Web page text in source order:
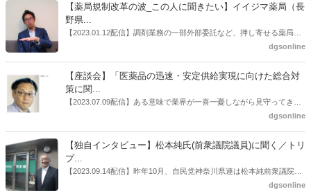
【薬局規制改革の波_この人に聞きたい】イイジマ薬局（長
野県...
【2023.01.12配信】調剤業務の一部外部委託など、押し寄せる薬局業
界への規制改革の波。この規制改革の波を薬局業界はどう受け止めた
はないだろうか。本紙ではこうした問題について、厚労省「薬局薬剤
師の業務及び薬局の機能に関するワーキンググループ」に参考人とし
ても出席していたイイジマ薬局（長野県上田市）開設者である飯島裕
dgsonline
【座談会】「医薬品の迅速・安定供給実現に向けた総合対
策に関...
【2023.07.09配信】ある意味で業界が一喜一憂しながら見守ってきた
厚労省「医薬品の迅速・安定供給実現に向けた総合対策に関する有識
書がとりまとめられた。ドラビズon-lineでは検討会を総括する目的で
厚労省医政局医薬産業振興・医療情報企画課長（医薬産業振興・医療
情報企画課セルフケア・セルフメディケーション推進室長併任）安藤
公一氏や青山学院大学名誉教授の三村優美子氏、 日本保険薬局協会医
dgsonline
【独自インタビュー】松本純氏(前衆議院議員)に聞く／トリ
プ...
【2023.09.14配信】昨年10月、自民党神奈川県連は松本純前衆議院議
員を「自民党神奈川1区」（横浜市中区・磯子区・金沢区）の支部長
dgsonline